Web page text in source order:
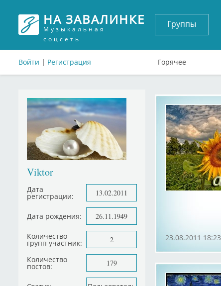
НА ЗАВАЛИНКЕ
Музыкальная
соцсеть
Войти | Регистрация
Группы
Горячее
Viktor
Дата
регистрации: 13.02.2011
Дата рождения: 26.11.1949
Количество
групп участник: 2
Количество
постов: 179
23.08.2011 18:23